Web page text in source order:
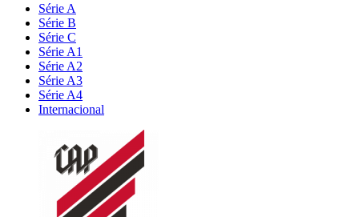
Série A
Série B
Série C
Série A1
Série A2
Série A3
Série A4
Internacional